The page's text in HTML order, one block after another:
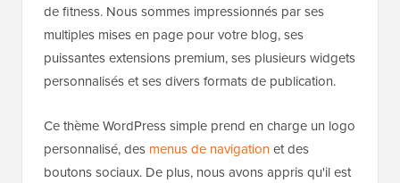
de fitness. Nous sommes impressionnés par ses
multiples mises en page pour votre blog, ses
puissantes extensions premium, ses plusieurs widgets
personnalisés et ses divers formats de publication.
Ce thème WordPress simple prend en charge un logo
personnalisé, des menus de navigationet des
boutons sociaux. De plus, nous avons appris qu'il est